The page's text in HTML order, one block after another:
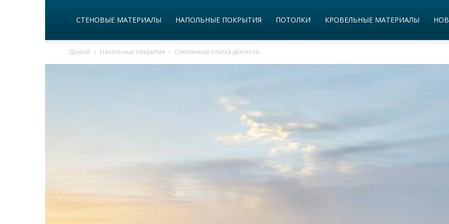
СТЕНОВЫЕ МАТЕРИАЛЫ НАПОЛЬНЫЕ ПОКРЫТИЯ ПОТОЛКИ КРОВЕЛЬНЫЕ МАТЕРИАЛЫ
Домой Напольные покрытия Стеклянная плитка для пола